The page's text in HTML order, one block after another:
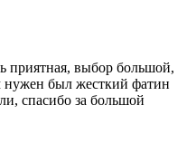
приятная, выбор большой,
нужен был жесткий фатин
спасибо за большой